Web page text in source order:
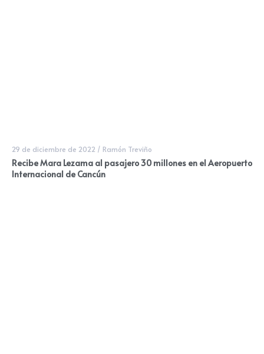
29 de diciembre de 2022 / Ramón Treviño
Recibe Mara Lezama al pasajero 30 millones en el Aeropuerto
Internacional de Cancún